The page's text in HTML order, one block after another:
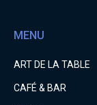
MENU
ART DE LA TABLE
CAFÉ & BAR